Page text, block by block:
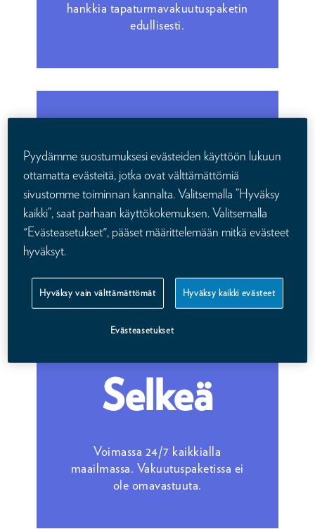
hankkia tapaturmavakuutuspaketin
edullisesti.
Vartissa
Hanki tapaturmavakuutus
verkkokaupasta ilman
Selkeä
Voimassa 24/7 kaikkialla
maailmassa. Vakuutuspaketissa ei
ole omavastuuta.
Pyydämme suostumuksesi evästeiden käyttöön lukuun
ottamatta evästeitä, jotka ovat välttämättömiä
sivustomme toiminnan kannalta. Valitsemalla ”Hyväksy
kaikki”, saat parhaan käyttökokemuksen. Valitsemalla
"Evästeasetukset", pääset määrittelemään mitkä evästeet
hyväksyt.
Hyväksy vain välttämättömät Hyväksy kaikki evästeet
Evästeasetukset